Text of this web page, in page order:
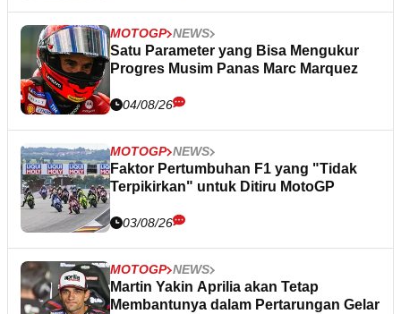
MOTOGP NEWS
Satu Parameter yang Bisa Mengukur
Progres Musim Panas Marc Marquez
04/08/26
MOTOGP NEWS
Faktor Pertumbuhan F1 yang "Tidak
Terpikirkan" untuk Ditiru MotoGP
03/08/26
MOTOGP NEWS
Martin Yakin Aprilia akan Tetap
Membantunya dalam Pertarungan Gelar